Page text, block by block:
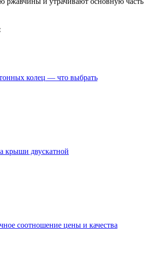
колец — что выбрать
крыши двускатной
соотношение цены и качества